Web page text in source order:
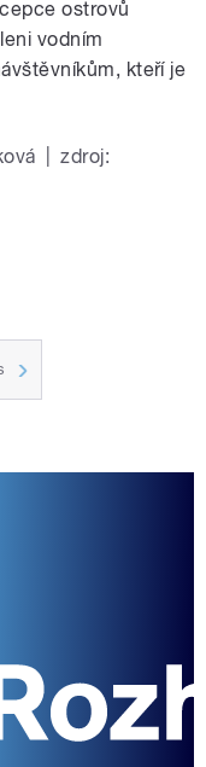
ostrovů
vodním
kteří je
zdroj: